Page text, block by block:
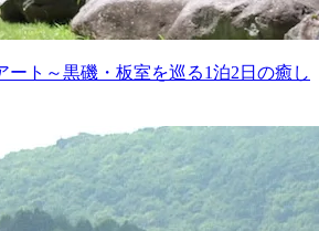
ート～黒磯・板室を巡る1泊2日の癒し